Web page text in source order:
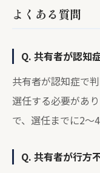
よくある質問
Q. 共有者が認知
共有者が認知症で
選任する必要があ
で、選任までに2〜
Q. 共有者が行方